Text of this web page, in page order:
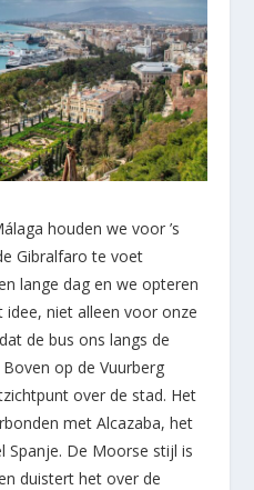
houden we voor ’s
Gibralfaro te voet
lange dag en we opteren
idee, niet alleen voor onze
de bus ons langs de
op de Vuurberg
over de stad. Het
met Alcazaba, het
Spanje. De Moorse stijl is
duistert het over de